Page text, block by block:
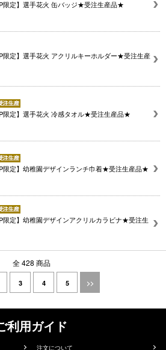
限定】選手花火 缶バッジ★受注生産品★
限定】選手花火 アクリルキーホルダー★受注生産
限定】選手花火 冷感タオル★受注生産品★
限定】幼稚園デザインランチ巾着★受注生産品★
限定】幼稚園デザインアクリルカラビナ★受注生
全 428 商品
3 4 5 >>
利用ガイド
注文について